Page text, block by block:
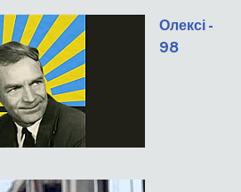
Олексі -
98